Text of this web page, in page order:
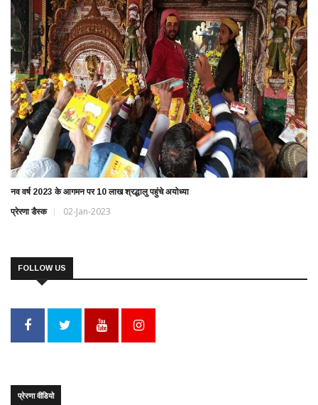
नव वर्ष 2023 के आगमन पर 10 लाख श्रद्धालु पहुंचे अयोध्या
प्रेरणा डैस्क 02-Jan-2023
FOLLOW US
प्रेरणा वीडियो